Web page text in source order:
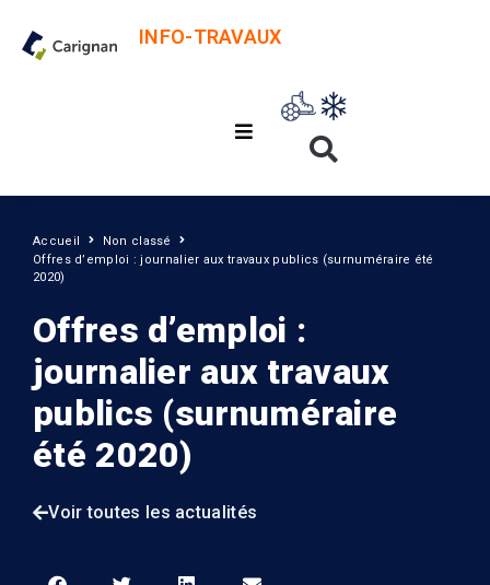
INFO-TRAVAUX
Accueil
Non classé
Offres d’emploi : journalier aux travaux publics (surnuméraire été
2020)
Offres d’emploi :
journalier aux travaux
publics (surnuméraire
été 2020)
Voir toutes les actualités